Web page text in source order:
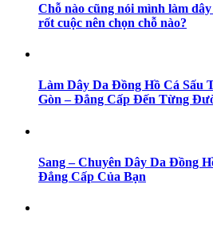
Chỗ nào cũng nói mình làm
rốt cuộc nên chọn chỗ nào?
Làm Dây Da Đồng Hồ Cá Sấu
Gòn – Đẳng Cấp Đến Từng
Sang – Chuyên Dây Da Đồng
Đẳng Cấp Của Bạn